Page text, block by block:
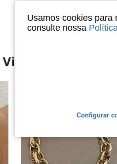
Usamos cookies para
consulte nossa
Configurar